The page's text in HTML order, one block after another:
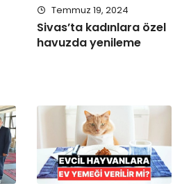
Temmuz 19, 2024
Sivas’ta kadınlara özel
havuzda yenileme